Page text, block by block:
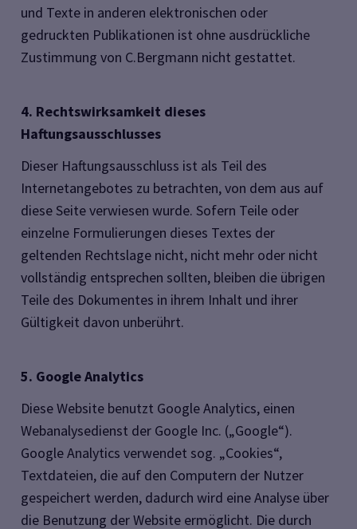
und Texte in anderen elektronischen oder
gedruckten Publikationen ist ohne ausdrückliche
Zustimmung von C.Bergmann nicht gestattet.
4. Rechtswirksamkeit dieses
Haftungsausschlusses
Dieser Haftungsausschluss ist als Teil des
Internetangebotes zu betrachten, von dem aus auf
diese Seite verwiesen wurde. Sofern Teile oder
einzelne Formulierungen dieses Textes der
geltenden Rechtslage nicht, nicht mehr oder nicht
vollständig entsprechen sollten, bleiben die übrigen
Teile des Dokumentes in ihrem Inhalt und ihrer
Gültigkeit davon unberührt.
5. Google Analytics
Diese Website benutzt Google Analytics, einen
Webanalysedienst der Google Inc. („Google“).
Google Analytics verwendet sog. „Cookies“,
Textdateien, die auf den Computern der Nutzer
gespeichert werden, dadurch wird eine Analyse über
die Benutzung der Website ermöglicht. Die durch